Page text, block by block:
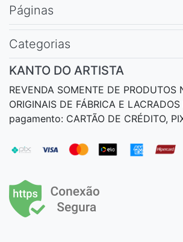
Páginas
Categorias
KANTO DO ARTISTA
REVENDA SOMENTE DE PRODUTOS
ORIGINAIS DE FÁBRICA E
pagamento: CARTÃO DE CRÉDITO,